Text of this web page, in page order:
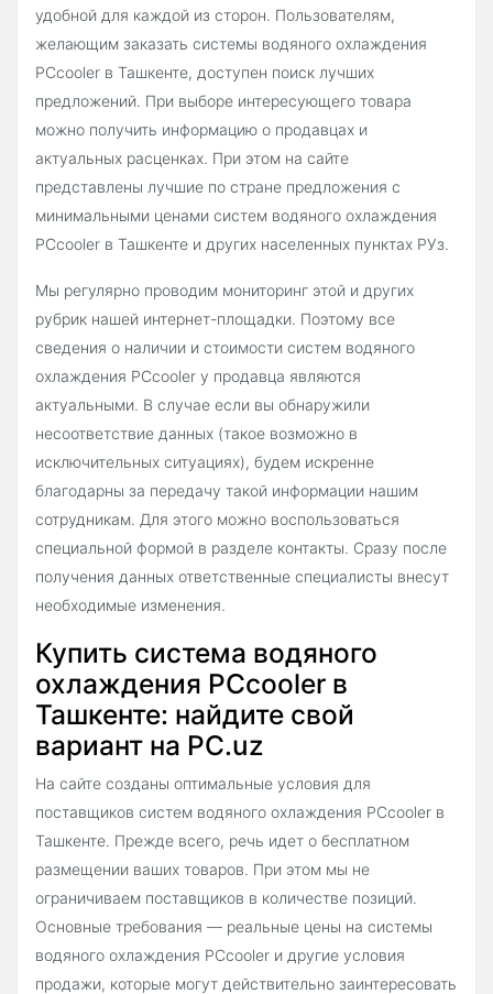
удобной для каждой из сторон. Пользователям,
желающим заказать системы водяного охлаждения
PCcooler в Ташкенте, доступен поиск лучших
предложений. При выборе интересующего товара
можно получить информацию о продавцах и
актуальных расценках. При этом на сайте
представлены лучшие по стране предложения с
минимальными ценами систем водяного охлаждения
PCcooler в Ташкенте и других населенных пунктах РУз.
Мы регулярно проводим мониторинг этой и других
рубрик нашей интернет-площадки. Поэтому все
сведения о наличии и стоимости систем водяного
охлаждения PCcooler у продавца являются
актуальными. В случае если вы обнаружили
несоответствие данных (такое возможно в
исключительных ситуациях), будем искренне
благодарны за передачу такой информации нашим
сотрудникам. Для этого можно воспользоваться
специальной формой в разделе контакты. Сразу после
получения данных ответственные специалисты внесут
необходимые изменения.
Купить система водяного
охлаждения PCcooler в
Ташкенте: найдите свой
вариант на PC.uz
На сайте созданы оптимальные условия для
поставщиков систем водяного охлаждения PCcooler в
Ташкенте. Прежде всего, речь идет о бесплатном
размещении ваших товаров. При этом мы не
ограничиваем поставщиков в количестве позиций.
Основные требования — реальные цены на системы
водяного охлаждения PCcooler и другие условия
продажи, которые могут действительно заинтересовать